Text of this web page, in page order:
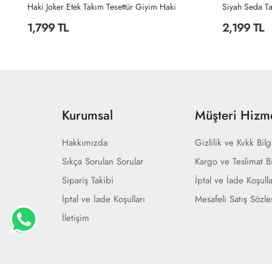
Siyah Seda Tasarım Takım Tesettür Giyim Siyah
2,199 TL
Siyah
2,299 TL
Kurumsal
Hakkımızda
Sıkça Sorulan Sorular
Sipariş Takibi
İptal ve İade Koşulları
İletişim
Müşteri
Gizlilik ve Kvkk
Kargo ve Teslimat
İptal ve İade
Mesafeli Satış